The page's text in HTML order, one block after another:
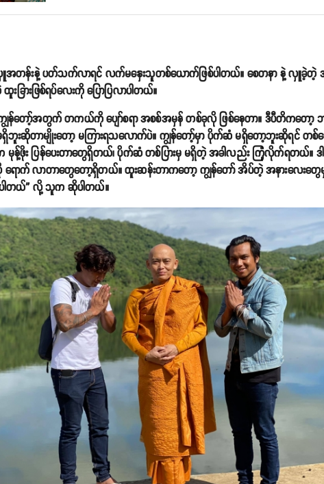
အတန်းနဲ့ ပတ်သက်လာရင် လက်မနှေးသူတစ်ယောက်ဖြစ်ပါတယ်။ စေတနာ နဲ့ လှူခဲ့
ြားဖြစ်ရပ်လေးကို ပြောပြလာပါတယ်။
ော့်အတွက် တကယ်ကို ပျော်စရာ အစစ်အမှန် တစ်ခုလို ဖြစ်နေတာ။ ဒီပီတိကတော့
မရှိဘူးဆိုတာမျိုးတော့ မကြားရသလောက်ပဲ။ ကျွန်တော့်မှာ ပိုက်ဆံ မရှိတော့ဘူးဆိုရင် တစ်
န့်ဖိုး ပြန်ပေးတာတွေရှိတယ်၊ ပိုက်ဆံ တစ်ပြားမှ မရှိတဲ့ အခါလည်း ကြုံလိုက်ရတယ်။ ဒ
ောက် လာတာတွေတော့ရှိတယ်။ ထူးဆန်းတာကတော့ ကျွန်တော် အိပ်တဲ့ အနားလေးတွ
ပါတယ်” လို့ သူက ဆိုပါတယ်။